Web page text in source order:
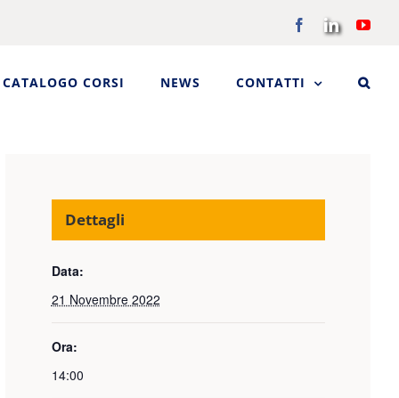
FacebookLinkedIn
CATALOGO CORSI NEWS CONTATTI
Dettagli
Data:
21 Novembre 2022
Ora:
14:00